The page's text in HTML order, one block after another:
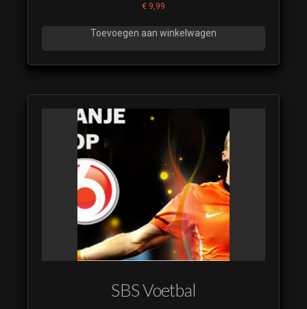
€ 9,99
Toevoegen aan winkelwagen
SBS Voetbal